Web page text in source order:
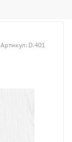
Артикул: D.401